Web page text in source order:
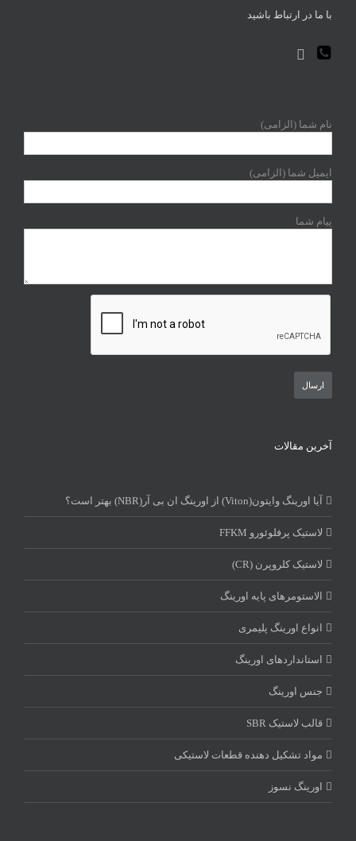
با ما در ارتباط باشید
نام شما (الزامی)
ایمیل شما (الزامی)
پیام شما
آخرین مقالات
آیا اورینگ وایتون(Viton) از اورینگ ان بی آر(NBR) بهتر است؟
لاستیک پرفلوئورو FFKM
لاستیک کلروپرن (CR)
الاستومرهای پایه اورینگ
انواع اورینگ پلیمری
استاندارد‌های اورینگ
جنس اورینگ
قالب لاستیک SBR
مواد تشکیل دهنده قطعات لاستیکی
اورینگ نسوز